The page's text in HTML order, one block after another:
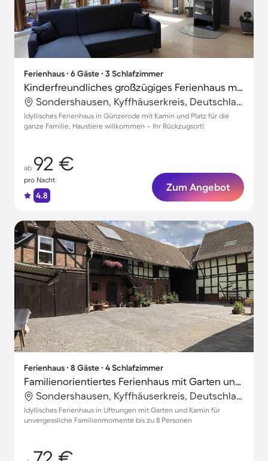
Ferienhaus ∙ 6 Gäste ∙ 3 Schlafzimmer
Kinderfreundliches großzügiges Ferienhaus mit Terrasse und Grill | Haustierfreundlich
Sondershausen, Kyffhäuserkreis, Deutschland
Idyllisches Ferienhaus in Günzerode mit Kamin und Platz für die
ganze Familie, Haustiere willkommen – Ihr Rückzugsort!
ab 92 €
pro Nacht
4.8
Zum Angebot
Ferienhaus ∙ 8 Gäste ∙ 4 Schlafzimmer
Familienorientiertes Ferienhaus mit Garten und Grill
Sondershausen, Kyffhäuserkreis, Deutschland
Idyllisches Ferienhaus in Uftrungen mit Garten und Kamin für
unvergessliche Familienmomente bis zu 8 Personen